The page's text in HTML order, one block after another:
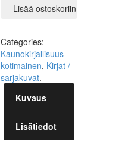
Lisää ostoskoriin
Categories:
Kaunokirjallisuus
kotimainen, Kirjat /
sarjakuvat.
Kuvaus
Lisätiedot